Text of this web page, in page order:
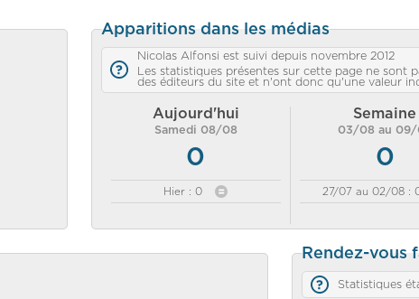
Apparitions dans les médias
Nicolas Alfonsi est suivi depuis novembre 2012
Les statistiques présentes sur cette page ne sont
des éditeurs du site et n'ont donc qu'une valeur
Aujourd'hui
Samedi 08/08
0
Hier : 0
Semaine
03/08 au 09/
0
27/07 au 02/08 :
Rendez-vous
Statistiques